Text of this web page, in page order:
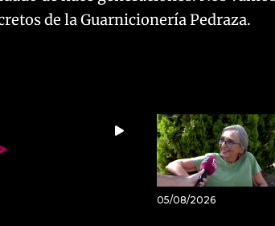
de la Guarnicionería Pedraza.
05/08/2026